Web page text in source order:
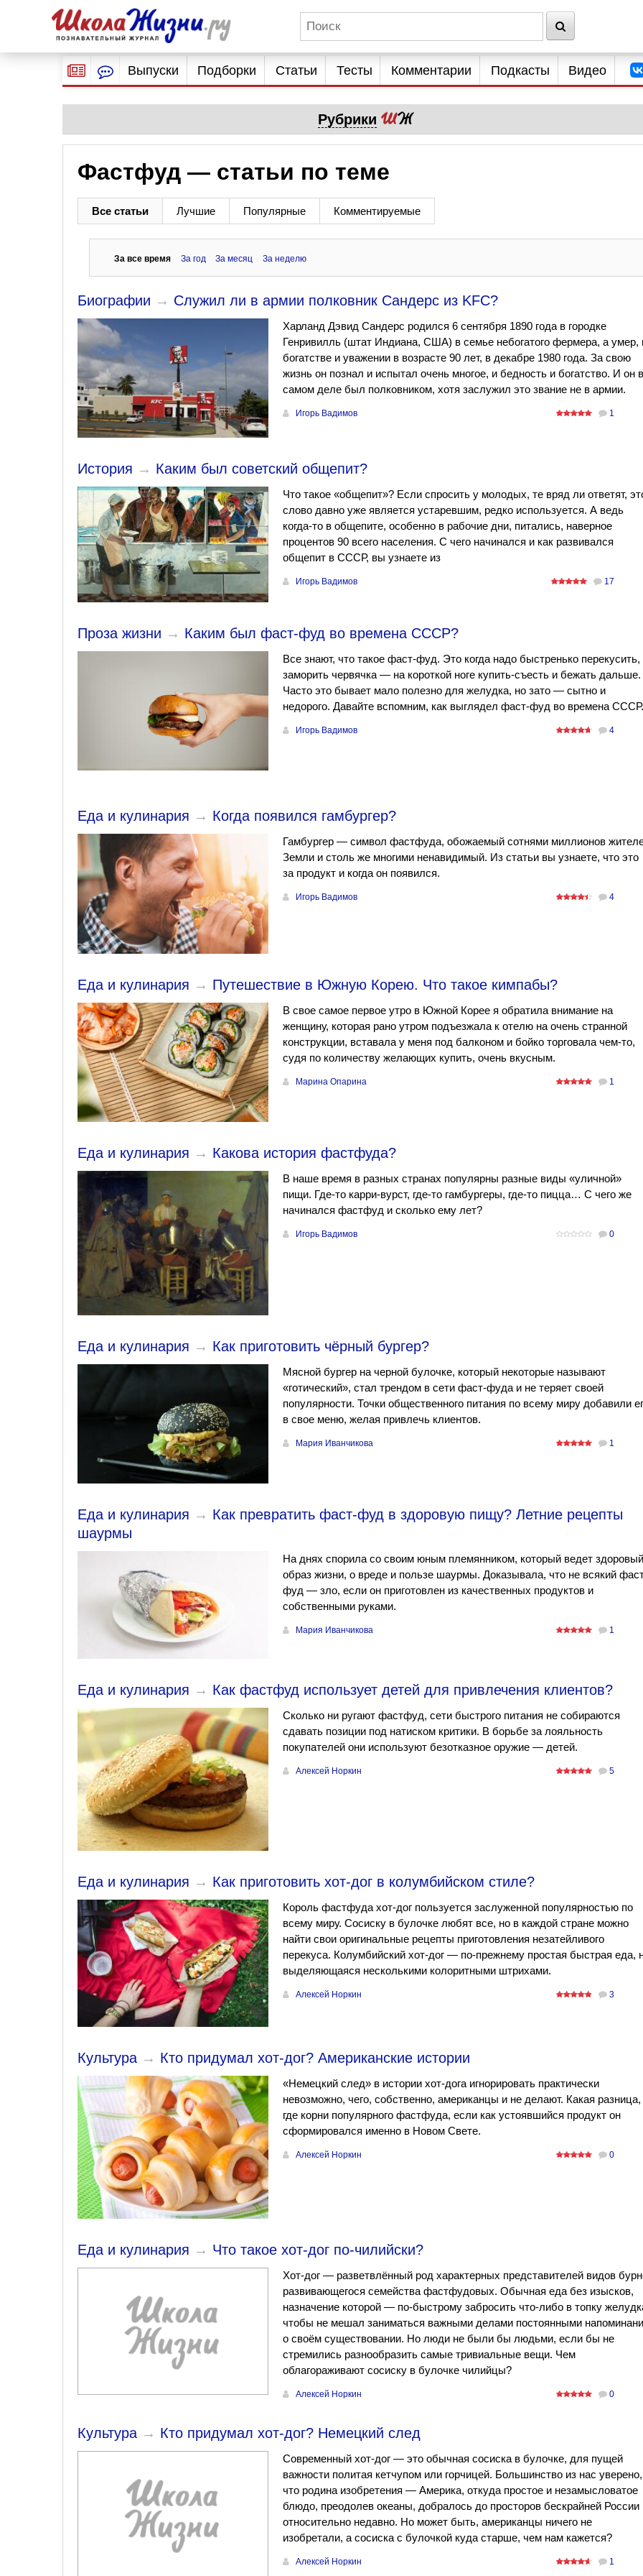
Выпуски Подборки Статьи Тесты Комментарии Подкасты Видео
Рубрики
Фастфуд — статьи по теме
Все статьи Лучшие Популярные Комментируемые
За все время За год За месяц За неделю
Биографии → Служил ли в армии полковник Сандерс из KFC?
Харланд Дэвид Сандерс родился 6 сентября 1890 года в городке
Генривилль (штат Индиана, США) в семье небогатого фермера, а умер,
богатстве и уважении в возрасте 90 лет, в декабре 1980 года. За свою
жизнь он познал и испытал очень многое, и бедность и богатство. И он в
самом деле был полковником, хотя заслужил это звание не в армии.
Игорь Вадимов 1
История → Каким был советский общепит?
Что такое «общепит»? Если спросить у молодых, те вряд ли ответят,
слово давно уже является устаревшим, редко используется. А ведь
когда-то в общепите, особенно в рабочие дни, питались, наверное
процентов 90 всего населения. С чего начинался и как развивался
общепит в СССР, вы узнаете из
Игорь Вадимов 17
Проза жизни → Каким был фаст-фуд во времена СССР?
Все знают, что такое фаст-фуд. Это когда надо быстренько перекусить,
заморить червячка — на короткой ноге купить-съесть и бежать дальше.
Часто это бывает мало полезно для желудка, но зато — сытно и
недорого. Давайте вспомним, как выглядел фаст-фуд во времена СССР.
Игорь Вадимов 4
Еда и кулинария → Когда появился гамбургер?
Гамбургер — символ фастфуда, обожаемый сотнями миллионов
Земли и столь же многими ненавидимый. Из статьи вы узнаете, что это
за продукт и когда он появился.
Игорь Вадимов 4
Еда и кулинария → Путешествие в Южную Корею. Что такое кимпабы?
В свое самое первое утро в Южной Корее я обратила внимание на
женщину, которая рано утром подъезжала к отелю на очень странной
конструкции, вставала у меня под балконом и бойко торговала чем-то,
судя по количеству желающих купить, очень вкусным.
Марина Опарина 1
Еда и кулинария → Какова история фастфуда?
В наше время в разных странах популярны разные виды «уличной»
пищи. Где-то карри-вурст, где-то гамбургеры, где-то пицца… С чего же
начинался фастфуд и сколько ему лет?
Игорь Вадимов 0
Еда и кулинария → Как приготовить чёрный бургер?
Мясной бургер на черной булочке, который некоторые называют
«готический», стал трендом в сети фаст-фуда и не теряет своей
популярности. Точки общественного питания по всему миру добавили
в свое меню, желая привлечь клиентов.
Мария Иванчикова 1
Еда и кулинария → Как превратить фаст-фуд в здоровую пищу? Летние рецепты
шаурмы
На днях спорила со своим юным племянником, который ведет здоровый
образ жизни, о вреде и пользе шаурмы. Доказывала, что не всякий
фуд — зло, если он приготовлен из качественных продуктов и
собственными руками.
Мария Иванчикова 1
Еда и кулинария → Как фастфуд использует детей для привлечения клиентов?
Сколько ни ругают фастфуд, сети быстрого питания не собираются
сдавать позиции под натиском критики. В борьбе за лояльность
покупателей они используют безотказное оружие — детей.
Алексей Норкин 5
Еда и кулинария → Как приготовить хот-дог в колумбийском стиле?
Король фастфуда хот-дог пользуется заслуженной популярностью по
всему миру. Сосиску в булочке любят все, но в каждой стране можно
найти свои оригинальные рецепты приготовления незатейливого
перекуса. Колумбийский хот-дог — по-прежнему простая быстрая еда,
выделяющаяся несколькими колоритными штрихами.
Алексей Норкин 3
Культура → Кто придумал хот-дог? Американские истории
«Немецкий след» в истории хот-дога игнорировать практически
невозможно, чего, собственно, американцы и не делают. Какая разница,
где корни популярного фастфуда, если как устоявшийся продукт он
сформировался именно в Новом Свете.
Алексей Норкин 0
Еда и кулинария → Что такое хот-дог по-чилийски?
Хот-дог — разветвлённый род характерных представителей видов
развивающегося семейства фастфудовых. Обычная еда без изысков,
назначение которой — по-быстрому забросить что-либо в топку
чтобы не мешал заниматься важными делами постоянными
о своём существовании. Но люди не были бы людьми, если бы не
стремились разнообразить самые тривиальные вещи. Чем
облагораживают сосиску в булочке чилийцы?
Алексей Норкин 0
Культура → Кто придумал хот-дог? Немецкий след
Современный хот-дог — это обычная сосиска в булочке, для пущей
важности политая кетчупом или горчицей. Большинство из нас уверено,
что родина изобретения — Америка, откуда простое и незамысловатое
блюдо, преодолев океаны, добралось до просторов бескрайней России
относительно недавно. Но может быть, американцы ничего не
изобретали, а сосиска с булочкой куда старше, чем нам кажется?
Алексей Норкин 1